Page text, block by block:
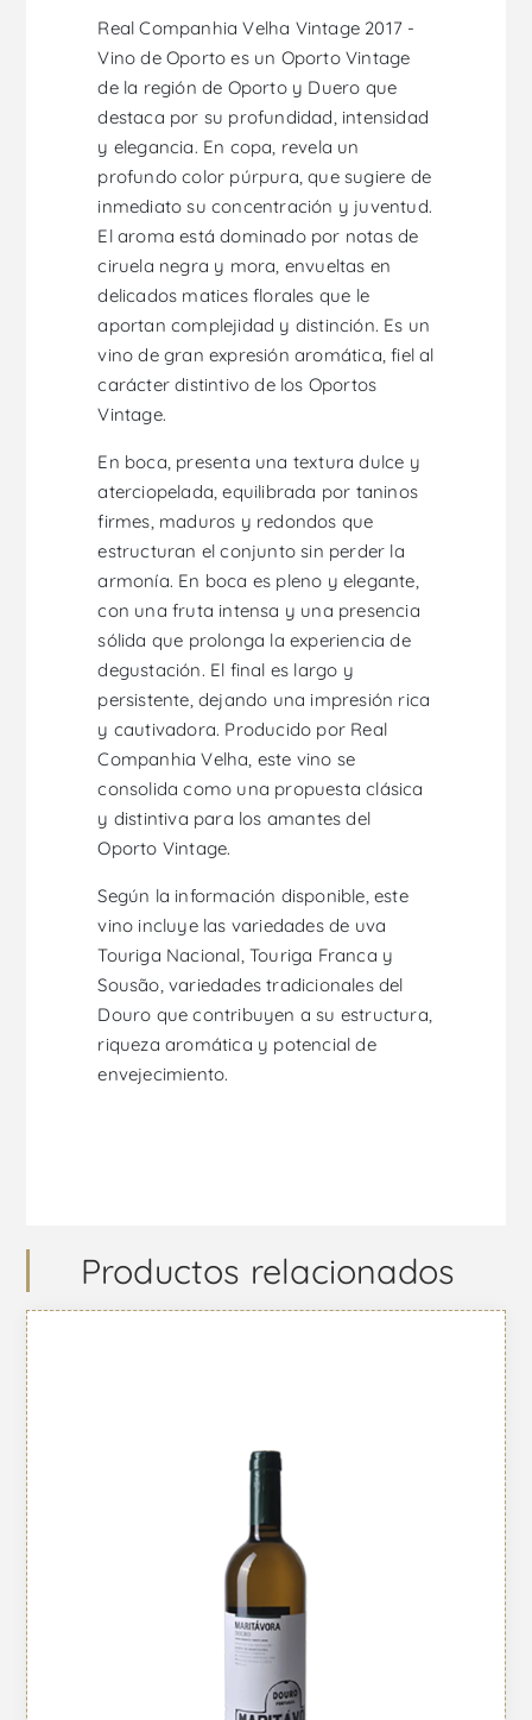
Real Companhia Velha Vintage 2017 -
Vino de Oporto es un Oporto Vintage
de la región de Oporto y Duero que
destaca por su profundidad, intensidad
y elegancia. En copa, revela un
profundo color púrpura, que sugiere de
inmediato su concentración y juventud.
El aroma está dominado por notas de
ciruela negra y mora, envueltas en
delicados matices florales que le
aportan complejidad y distinción. Es un
vino de gran expresión aromática, fiel al
carácter distintivo de los Oportos
Vintage.
En boca, presenta una textura dulce y
aterciopelada, equilibrada por taninos
firmes, maduros y redondos que
estructuran el conjunto sin perder la
armonía. En boca es pleno y elegante,
con una fruta intensa y una presencia
sólida que prolonga la experiencia de
degustación. El final es largo y
persistente, dejando una impresión rica
y cautivadora. Producido por Real
Companhia Velha, este vino se
consolida como una propuesta clásica
y distintiva para los amantes del
Oporto Vintage.
Según la información disponible, este
vino incluye las variedades de uva
Touriga Nacional, Touriga Franca y
Sousão, variedades tradicionales del
Douro que contribuyen a su estructura,
riqueza aromática y potencial de
envejecimiento.
Productos relacionados